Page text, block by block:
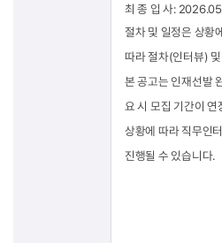
최 종 입 사:
절차 및 일정은 상황
따라 절차(인터뷰)
본 공고는 인재선발
요 시 모집 기간이 연
상황에 따라 직무인
진행될 수 있습니다.